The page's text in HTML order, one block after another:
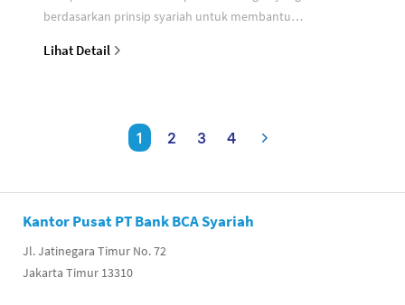
berdasarkan prinsip syariah untuk membantu
Lihat Detail
1 2 3 4
Kantor Pusat PT Bank BCA Syariah
Jl. Jatinegara Timur No. 72
Jakarta Timur 13310